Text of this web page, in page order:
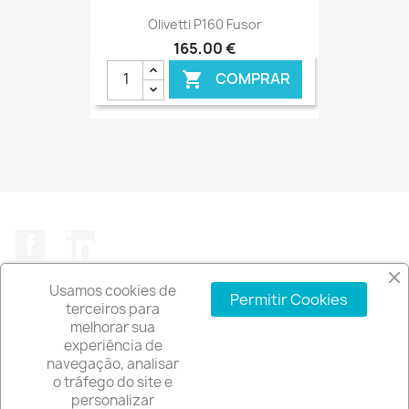
Olivetti P160 Fusor
165,00 €
 COMPRAR
A EMPRESA
INFORMAÇÃO DA LOJA
Usamos cookies de
terceiros para
melhorar sua
experiência de
navegação, analisar
o tráfego do site e
personalizar
Permitir Cookies